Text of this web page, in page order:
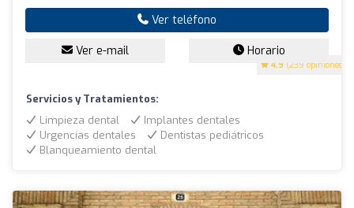
4.9 (239 opiniones)
Ver teléfono
Ver e-mail Horario
Servicios y Tratamientos:
Limpieza dental
Implantes dentales
Urgencias dentales
Dentistas pediátricos
Blanqueamiento dental